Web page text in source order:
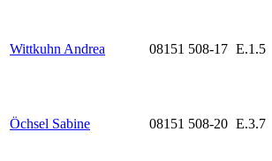
Wittkuhn Andrea 08151 508-17 E.1.5
Öchsel Sabine 08151 508-20 E.3.7